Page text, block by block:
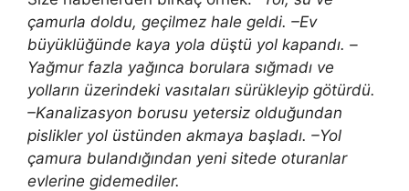
çamurla doldu, geçilmez hale geldi. –Ev
büyüklüğünde kaya yola düştü yol kapandı. –
Yağmur fazla yağınca borulara sığmadı ve
yolların üzerindeki vasıtaları sürükleyip götürdü.
–Kanalizasyon borusu yetersiz olduğundan
pislikler yol üstünden akmaya başladı. –Yol
çamura bulandığından yeni sitede oturanlar
evlerine gidemediler.